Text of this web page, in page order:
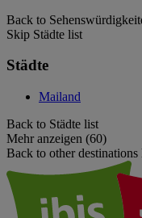
Back to
Skip Städte list
Städte
Mailand
Back to Städte list
Mehr anzeigen (60)
Back to other destinations